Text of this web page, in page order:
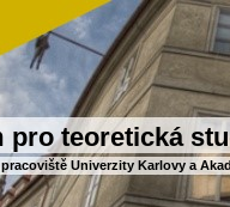
pro teoretická
Univerzity Karlovy a